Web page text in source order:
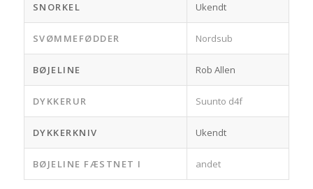
SNORKEL Ukendt
SVØMMEFØDDER Nordsub
BØJELINE Rob Allen
DYKKERUR Suunto d4f
DYKKERKNIV Ukendt
BØJELINE FÆSTNET I andet